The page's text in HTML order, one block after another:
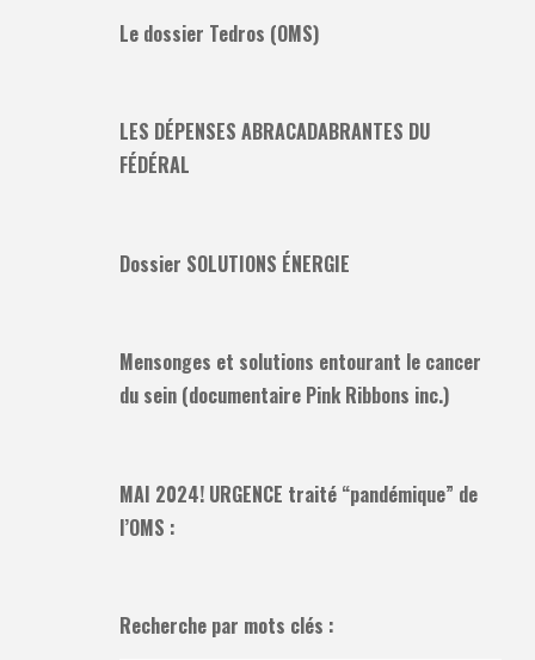
Le dossier Tedros (OMS)
LES DÉPENSES ABRACADABRANTES DU
FÉDÉRAL
Dossier SOLUTIONS ÉNERGIE
Mensonges et solutions entourant le cancer
du sein (documentaire Pink Ribbons inc.)
MAI 2024! URGENCE traité “pandémique” de
l’OMS :
Recherche par mots clés :